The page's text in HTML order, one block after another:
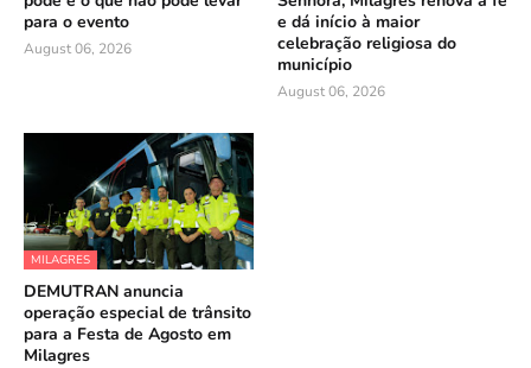
para o evento
August 06, 2026
e dá início à maior
celebração religiosa do
município
August 06, 2026
MILAGRES
DEMUTRAN anuncia
operação especial de trânsito
para a Festa de Agosto em
Milagres